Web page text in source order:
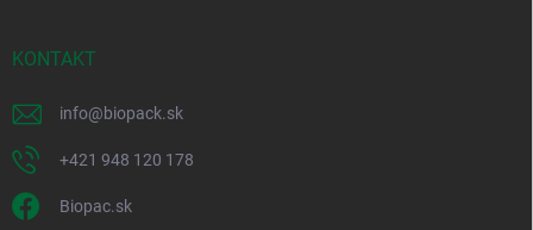
KONTAKT
info@biopack.sk
+421 948 120 178
Biopac.sk